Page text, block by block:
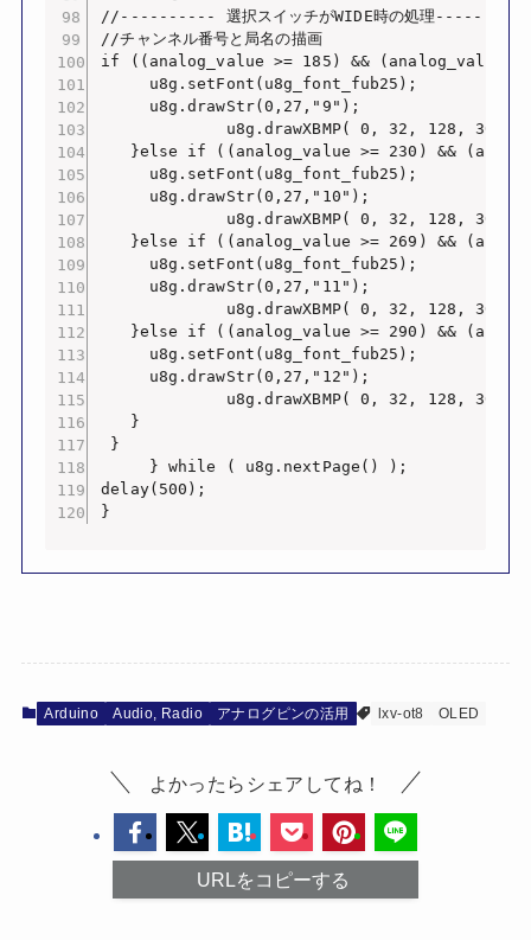
Arduino Audio, Radio アナログピンの活用 lxv-ot8 OLED
よかったらシェアしてね！
URLをコピーする